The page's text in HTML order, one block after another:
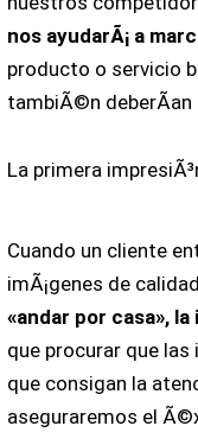
nos ayudarÃ¡ a
producto o servicio
tambiÃ©n deberÃ­an
La primera
Cuando un cliente
imÃ¡genes de
«andar por casa»,
que procurar que
que consigan la
aseguraremos el